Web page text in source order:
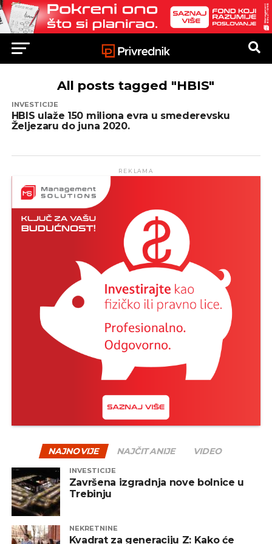
All posts tagged "HBIS"
INVESTICIJE
HBIS ulaže 150 miliona evra u smederevsku
Željezaru do juna 2020.
REKLAMA
NAJNOVIJE NAJČITANIJE VIDEO
INVESTICIJE
Završena izgradnja nove bolnice u
Trebinju
NEKRETNINE
Kvadrat za generaciju Z: Kako će